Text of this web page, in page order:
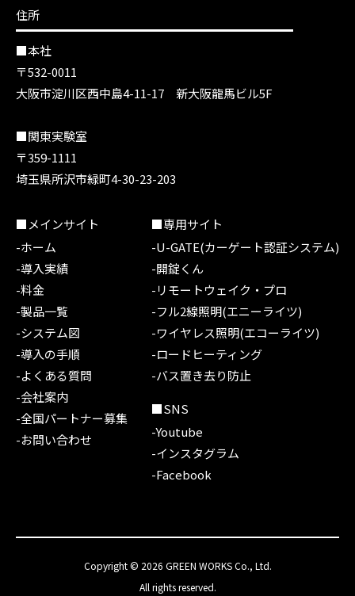
住所
■本社
〒532-0011
大阪市淀川区西中島4-11-17 新大阪龍馬ビル5F
■関東実験室
〒359-1111
埼玉県所沢市緑町4-30-23-203
■メインサイト
-ホーム
-導入実績
-料金
-製品一覧
-システム図
-導入の手順
-よくある質問
-会社案内
-全国パートナー募集
-お問い合わせ
■専用サイト
-U-GATE(カーゲート認証システム)
-開錠くん
-リモートウェイク・プロ
-フル2線照明(エニーライツ)
-ワイヤレス照明(エコーライツ)
-ロードヒーティング
-バス置き去り防止
■SNS
-Youtube
-インスタグラム
-Facebook
Copyright © 2026 GREEN WORKS Co., Ltd.
All rights reserved.